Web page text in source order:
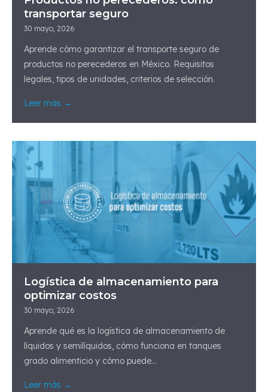
transportar seguro
30 mayo, 2026
Aprende cómo garantizar el transporte seguro de
productos no perecederos en México. Requisitos
legales, tipos de unidades, criterios de selección.
Leer más →
Logística de almacenamiento para
optimizar costos
30 mayo, 2026
Aprende qué es la logística de almacenamiento de
líquidos y semilíquidos, cómo funciona en tanques
grado alimenticio y cómo puede...
Leer más →